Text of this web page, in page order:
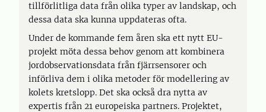
tillförlitliga data från olika typer av landskap, och
dessa data ska kunna uppdateras ofta.
Under de kommande fem åren ska ett nytt EU-
projekt möta dessa behov genom att kombinera
jordobservationsdata från fjärrsensorer och
införliva dem i olika metoder för modellering av
kolets kretslopp. Det ska också dra nytta av
expertis från 21 europeiska partners. Projektet,